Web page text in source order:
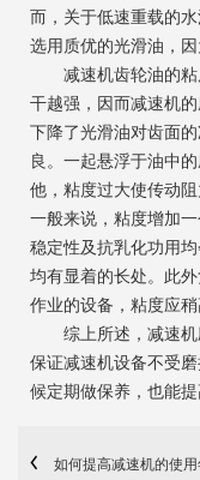
而，关于低速重载的
选用质优的光滑油，
减速机齿轮油的粘
干越强，因而减速机
下降了光滑油对齿面
良。一起悬浮于油中
他，粘度过大使传动
一般来说，粘度增加
稳定性及抗乳化功用
均有显着的长处。此
作业的设备，粘度应稍
综上所述，减速机
保证减速机设备不受
候定期做保养，也能
如何提高减速机的使